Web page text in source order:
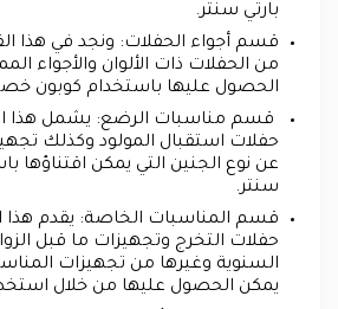
بارتي سنتر.
قسم أجواء الحفلات: ونجد في هذا
من الحفلات ذات الألوان والأجواء
الحصول عليها باستخدام كوبون
قسم مناسبات الرضع: يشمل هذا
حفلات استقبال المولود وكذلك
عن نوع الجنين التي يمكن اقتناؤها
سنتر.
قسم المناسبات الخاصة: يقدم
حفلات التخرج وتجهيزات ما قبل
السنوية وغيرها من تجهيزات
يمكن الحصول عليها من خلال